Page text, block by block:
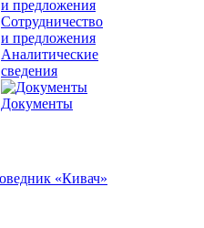
Сотрудничество
и предложения
Аналитические
сведения
Документы